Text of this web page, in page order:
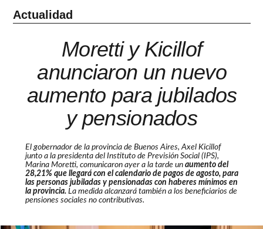
Actualidad
Moretti y Kicillof
anunciaron un nuevo
aumento para jubilados
y pensionados
El gobernador de la provincia de Buenos Aires, Axel Kicillof
junto a la presidenta del Instituto de Previsión Social (IPS),
Marina Moretti, comunicaron ayer a la tarde unaumento del
28,21% que llegará con el calendario de pagos de agosto, para
las personas jubiladas y pensionadas con haberes mínimos en
la provincia.La medida alcanzará también a los beneficiarios de
pensiones sociales no contributivas.